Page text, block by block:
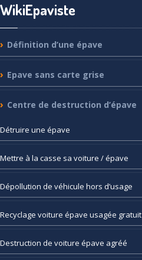
WikiEpaviste
Définition d’une épave
Epave sans carte grise
Centre de destruction d’épave
Détruire une épave
Mettre à la casse sa voiture / épave
Dépollution de véhicule hors d’usage
Recyclage voiture épave usagée gratuit
Destruction de voiture épave agréé